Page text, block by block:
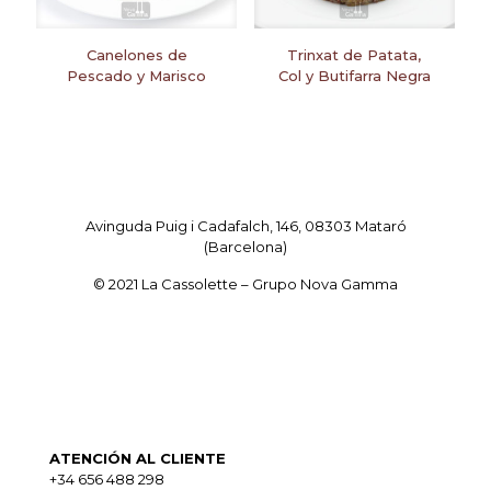
Canelones de
Pescado y Marisco
Trinxat de Patata,
Col y Butifarra Negra
Avinguda Puig i Cadafalch, 146, 08303 Mataró
(Barcelona)
© 2021 La Cassolette – Grupo Nova Gamma
ATENCIÓN AL CLIENTE
+34 656 488 298